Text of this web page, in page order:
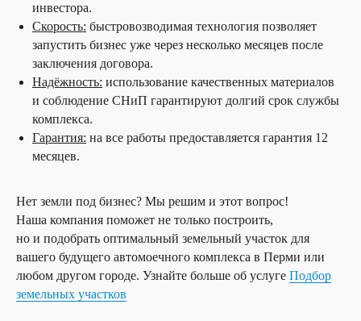
инвестора.
Скорость: быстровозводимая технология позволяет
запустить бизнес уже через несколько месяцев после
заключения договора.
Надёжность: использование качественных материалов
и соблюдение СНиП гарантируют долгий срок службы
комплекса.
Гарантия: на все работы предоставляется гарантия 12
месяцев.
Нет земли под бизнес? Мы решим и этот вопрос!
Наша компания поможет не только построить,
но и подобрать оптимальный земельный участок для
вашего будущего автомоечного комплекса в Перми или
любом другом городе. Узнайте больше об услуге Подбор
земельных участков